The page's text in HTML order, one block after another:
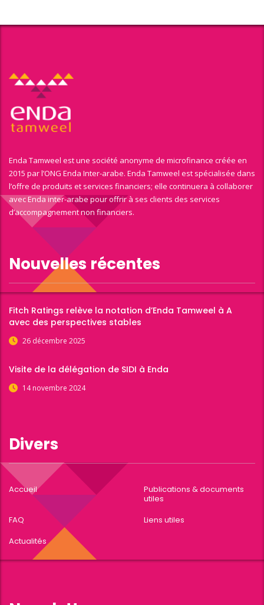
Enda Tamweel est une société anonyme de microfinance créée en
2015 par l’ONG Enda Inter-arabe. Enda Tamweel est spécialisée dans
l’offre de produits et services financiers; elle continuera à collaborer
avec Enda inter-arabe pour offrir à ses clients des services
d’accompagnement non financiers.
Nouvelles récentes
Fitch Ratings relève la notation d’Enda Tamweel à A
avec des perspectives stables
26 décembre 2025
Visite de la délégation de SIDI à Enda
14 novembre 2024
Divers
Accueil
Publications & documents
utiles
FAQ
Liens utiles
Actualités